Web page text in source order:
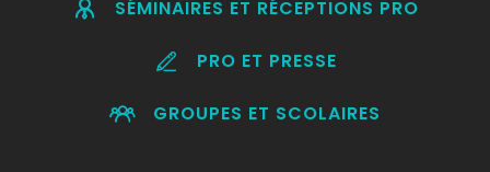
SÉMINAIRES ET RÉCEPTIONS PRO
PRO ET PRESSE
GROUPES ET SCOLAIRES